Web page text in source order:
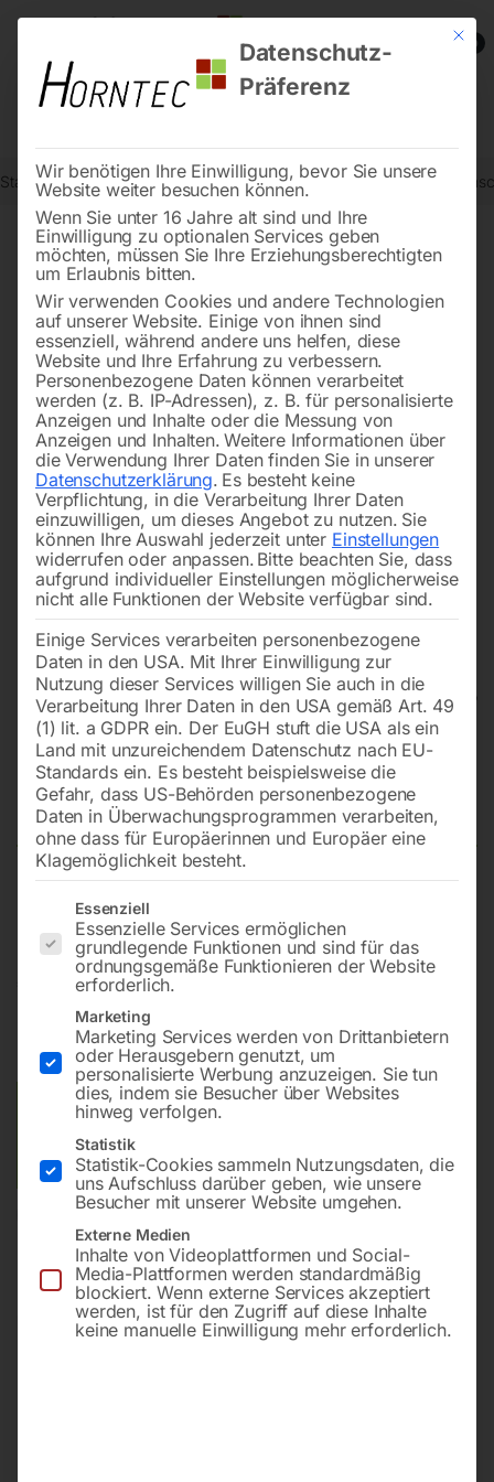
0
Start Drucklufttechnologie Druckluftwerkzeuge
Schlagratschenschauber SRS
1/2″ HT PRO
Hohes Drehmoment und hohe Drehzahl
144,00
inkl. MwSt. zzgl.Versandkosten
Lieferzeit:ca. 5 - 10 Werktage
Versandkosten Standard (Österreich):
Bitte beachten Sie: Die Versandkosten gelten für Österreich.
Andere Länder können abweichen.
In den Warenkorb
Sie haben Fragen zu diesem
Mit
Datenschutz-
Präferenz
Wir benötigen Ihre Einwilligung, bevor Sie unsere
Website weiter besuchen können.
Wenn Sie unter 16 Jahre alt sind und Ihre
Einwilligung zu optionalen Services geben
möchten, müssen Sie Ihre Erziehungsberechtigten
um Erlaubnis bitten.
Wir verwenden Cookies und andere Technologien
auf unserer Website. Einige von ihnen sind
essenziell, während andere uns helfen, diese
Website und Ihre Erfahrung zu verbessern.
Personenbezogene Daten können verarbeitet
werden (z. B. IP-Adressen), z. B. für personalisierte
Anzeigen und Inhalte oder die Messung von
Anzeigen und Inhalten. Weitere Informationen über
die Verwendung Ihrer Daten finden Sie in unserer
Datenschutzerklärung. Es besteht keine
Verpflichtung, in die Verarbeitung Ihrer Daten
einzuwilligen, um dieses Angebot zu nutzen. Sie
können Ihre Auswahl jederzeit unter Einstellungen
widerrufen oder anpassen. Bitte beachten Sie, dass
aufgrund individueller Einstellungen möglicherweise
nicht alle Funktionen der Website verfügbar sind.
Einige Services verarbeiten personenbezogene
Daten in den USA. Mit Ihrer Einwilligung zur
Nutzung dieser Services willigen Sie auch in die
Verarbeitung Ihrer Daten in den USA gemäß Art. 49
(1) lit. a GDPR ein. Der EuGH stuft die USA als ein
Land mit unzureichendem Datenschutz nach EU-
Standards ein. Es besteht beispielsweise die
Gefahr, dass US-Behörden personenbezogene
Daten in Überwachungsprogrammen verarbeiten,
ohne dass für Europäerinnen und Europäer eine
Klagemöglichkeit besteht.
Es folgt eine Liste der Service-Gruppen, für die eine
Essenziell
Essenzielle Services ermöglichen
grundlegende Funktionen und sind für das
ordnungsgemäße Funktionieren der Website
erforderlich.
Marketing
Marketing Services werden von Drittanbietern
oder Herausgebern genutzt, um
personalisierte Werbung anzuzeigen. Sie tun
dies, indem sie Besucher über Websites
hinweg verfolgen.
Statistik
Statistik-Cookies sammeln Nutzungsdaten, die
uns Aufschluss darüber geben, wie unsere
Besucher mit unserer Website umgehen.
Externe Medien
Inhalte von Videoplattformen und Social-
Media-Plattformen werden standardmäßig
blockiert. Wenn externe Services akzeptiert
werden, ist für den Zugriff auf diese Inhalte
keine manuelle Einwilligung mehr erforderlich.